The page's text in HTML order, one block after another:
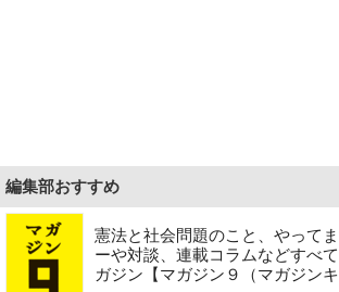
編集部おすすめ
憲法と社会問題のこと、やって
ーや対談、連載コラムなどすべ
ガジン【マガジン９（マガジンキ